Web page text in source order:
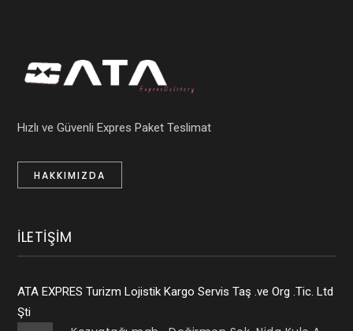
Hızlı ve Güvenli Expres Paket Teslimat
HAKKIMIZDA
İLETIŞIM
ATA EXPRES Turizm Lojistik Kargo Servis Taş .ve Org .Tic. Ltd
Şti